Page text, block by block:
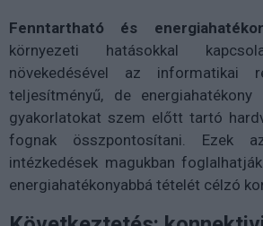
Fenntartható és
környezeti hatásokkal
növekedésével az informatikai
teljesítményű, de
gyakorlatokat szem előtt tartó
fognak összpontosítani. Ezek
intézkedések magukban
energiahatékonyabbá tételét célzó